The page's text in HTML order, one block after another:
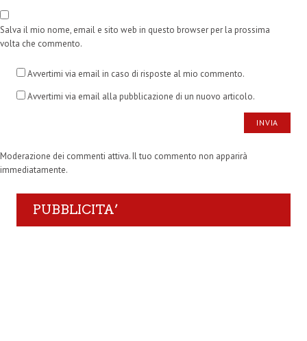
Salva il mio nome, email e sito web in questo browser per la prossima
volta che commento.
Avvertimi via email in caso di risposte al mio commento.
Avvertimi via email alla pubblicazione di un nuovo articolo.
Moderazione dei commenti attiva. Il tuo commento non apparirà
immediatamente.
PUBBLICITA’